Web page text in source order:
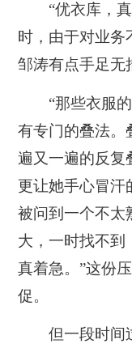
“优衣库，真
时，由于对业
邹涛有点手足无
“那些衣服的
有专门的叠法。
遍又一遍的反复
更让她手心冒汗
被问到一个不太
大，一时找不到
真着急。”这份
促。
但一段时间过